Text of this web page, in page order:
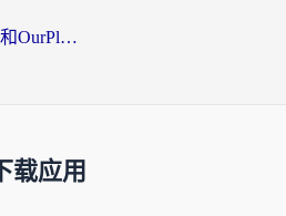
海外党必看：Quickback和OurPlay好用吗？3分钟选对回国加速器，无缝刷剧玩游戏
下载应用